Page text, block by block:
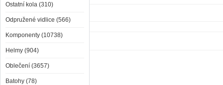
Ostatní kola (310)
Odpružené vidlice (566)
Komponenty (10738)
Helmy (904)
Oblečení (3657)
Batohy (78)